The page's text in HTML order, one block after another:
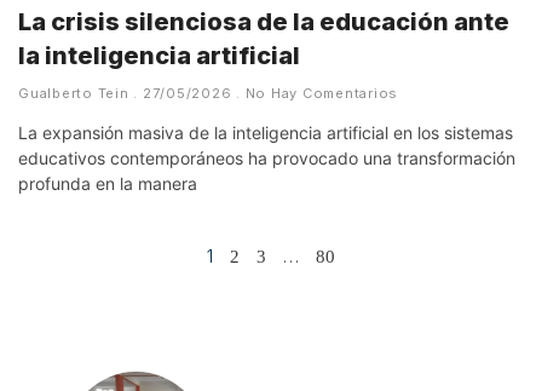
La crisis silenciosa de la educación ante
la inteligencia artificial
Gualberto Tein 27/05/2026 No Hay Comentarios
La expansión masiva de la inteligencia artificial en los sistemas
educativos contemporáneos ha provocado una transformación
profunda en la manera
1 2 3 … 80